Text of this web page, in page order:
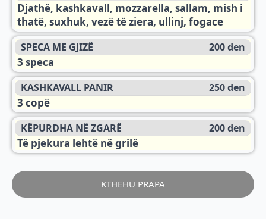
Djathë, kashkavall, mozzarella, sallam, mish i
thatë, suxhuk, vezë të ziera, ullinj, fogace
SPECA ME GJIZË 200 den
3 speca
KASHKAVALL PANIR 250 den
3 copë
KËPURDHA NË ZGARË 200 den
Të pjekura lehtë në grilë
KTHEHU PRAPA